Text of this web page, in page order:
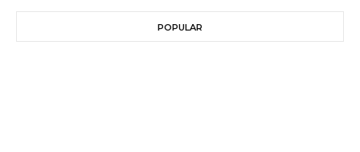
POPULAR